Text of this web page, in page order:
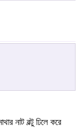
নাট বল্টু ঢিলে করে